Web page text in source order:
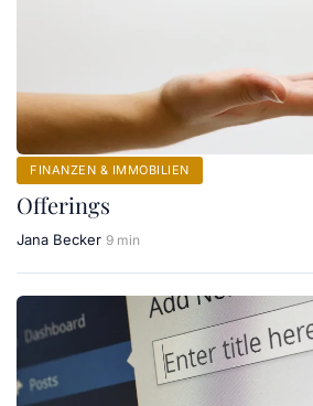
FINANZEN & IMMOBILIEN
Offerings
Jana Becker 9 min